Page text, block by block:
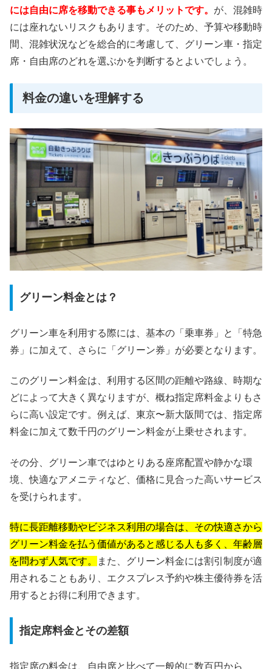
には自由に席を移動できる事もメリットです。 が、混雑時
には座れないリスクもあります。そのため、予算や移動時
間、混雑状況などを総合的に考慮して、グリーン車・指定
席・自由席のどれを選ぶかを判断するとよいでしょう。
料金の違いを理解する
グリーン料金とは？
グリーン車を利用する際には、基本の「乗車券」と「特急
券」に加えて、さらに「グリーン券」が必要となります。
このグリーン料金は、利用する区間の距離や路線、時期な
どによって大きく異なりますが、概ね指定席料金よりもさ
らに高い設定です。例えば、東京〜新大阪間では、指定席
料金に加えて数千円のグリーン料金が上乗せされます。
その分、グリーン車ではゆとりある座席配置や静かな環
境、快適なアメニティなど、価格に見合った高いサービス
を受けられます。
特に長距離移動やビジネス利用の場合は、その快適さから
グリーン料金を払う価値があると感じる人も多く、年齢層
を問わず人気です。
また、グリーン料金には割引制度が適
用されることもあり、エクスプレス予約や株主優待券を活
用するとお得に利用できます。
指定席料金とその差額
指定席の料金は、自由席と比べて一般的に数百円から